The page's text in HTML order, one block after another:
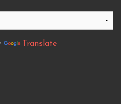
Translate